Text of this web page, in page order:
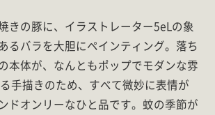
きの豚に、イラストレーター5eLの象
るバラを大胆にペインティング。落ち
本体が、なんともポップでモダンな雰
手描きのため、すべて微妙に表情が
ドオンリーなひと品です。蚊の季節が